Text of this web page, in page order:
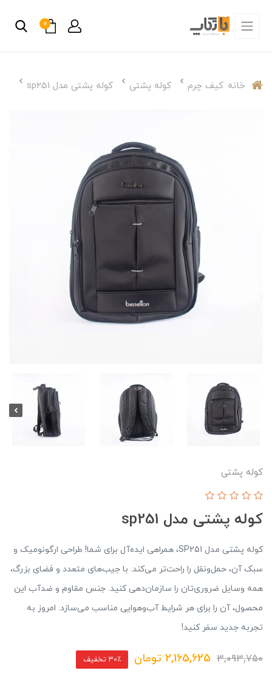
0
خانه کیف چرم کوله پشتی کوله پشتی مدل sp251
کوله پشتی
کوله پشتی مدل sp251
کوله پشتی مدل SP251، همراهی ایده‌آل برای شما! طراحی ارگونومیک و
سبک آن، حمل‌ونقل را راحت‌تر می‌کند. با جیب‌های متعدد و فضای بزرگ،
همه وسایل ضروری‌تان را سازمان‌دهی کنید. جنس مقاوم و ضدآب این
محصول، آن را برای هر شرایط آب‌وهوایی مناسب می‌سازد. امروز به
تجربه جدید سفر کنید!
3,093,750
2,165,625 تومان 30٪ تخفیف